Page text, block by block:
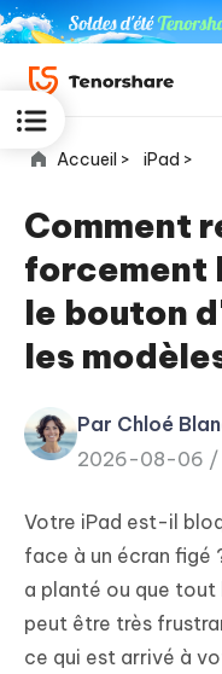
for iOS
PDF
Editor
iAnyGo
Accueil > iPad >
Comment
forcement
le bouton
les
Par Chloé
2026-08-06 /
Votre iPad est-il
face à un écran figé
a planté ou que tout
peut être très
ce qui est arrivé à